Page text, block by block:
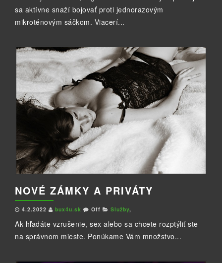
sa aktívne snaží bojovať proti jednorazovým
mikroténovým sáčkom. Viacerí...
NOVÉ ZÁMKY A PRIVÁTY
4.2.2022 bux4u.sk Off Služby,
Ak hľadáte vzrušenie, sex alebo sa chcete rozptýliť ste
na správnom mieste. Ponúkame Vám množstvo...